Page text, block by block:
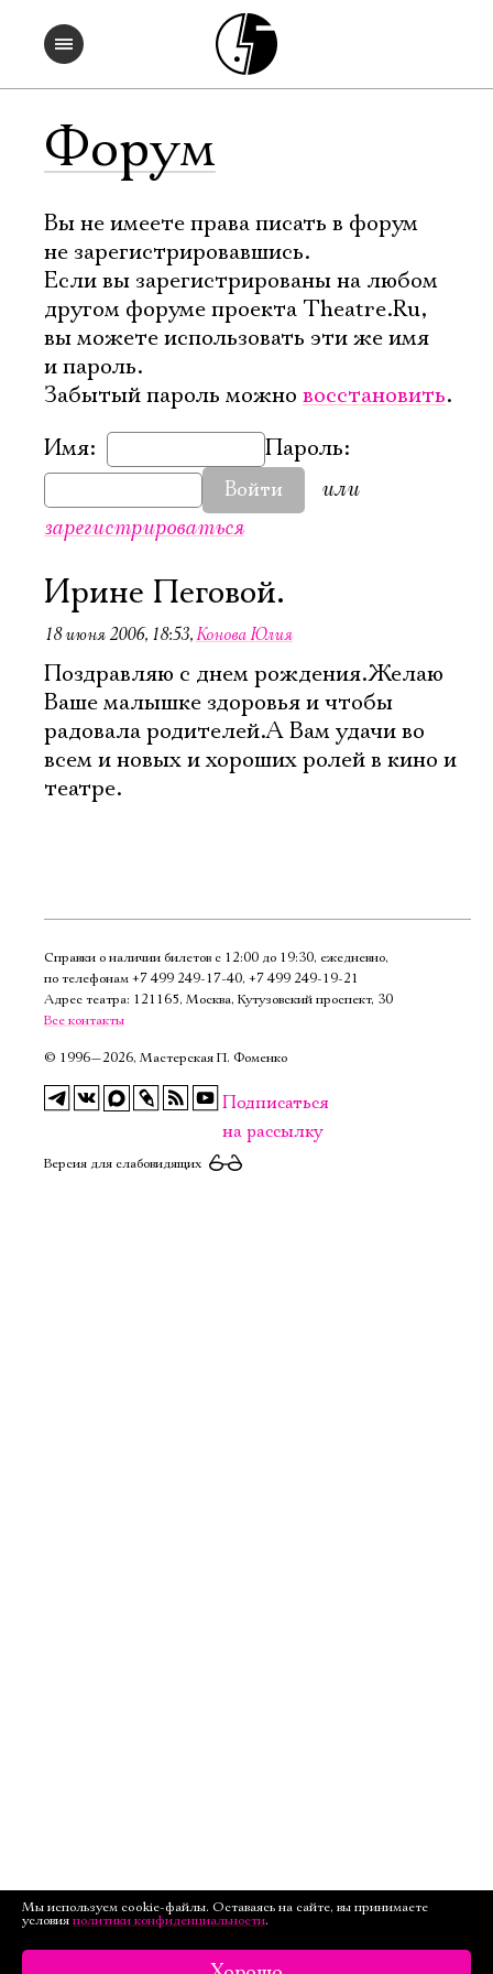
Форум
Вы не имеете права писать в форум
не зарегистрировавшись.
Если вы зарегистрированы на любом
другом форуме проекта Theatre.Ru,
вы можете использовать эти же имя
и пароль.
Забытый пароль можно восстановить.
Имя:
Пароль:
Войти
или
зарегистрироваться
Ирине Пеговой.
18 июня 2006, 18:53,Конова Юлия
Поздравляю с днем рождения.Желаю
Ваше малышке здоровья и чтобы
радовала родителей.А Вам удачи во
всем и новых и хороших ролей в кино и
театре.
Справки о наличии билетов с 12:00 до 19:30, ежедневно,
по телефонам +7 499 249‑17‑40, +7 499 249‑19‑21
Адрес театра: 121165, Москва, Кутузовский проспект, 30
Все контакты
© 1996—2026, Мастерская П. Фоменко
Подписаться
на рассылку
Версия для слабовидящих
Электропочта
Имя
Ознакомиться
Мы используем cookie-файлы. Оставаясь на сайте, вы принимаете
условия политики конфиденциальности.